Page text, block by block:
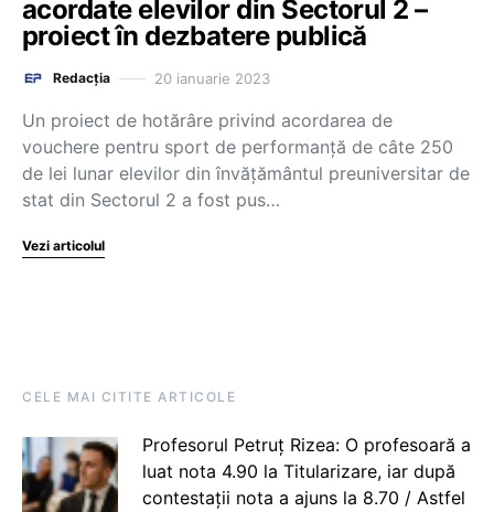
acordate elevilor din Sectorul 2 –
proiect în dezbatere publică
Redacția 20 ianuarie 2023
Un proiect de hotărâre privind acordarea de
vouchere pentru sport de performanţă de câte 250
de lei lunar elevilor din învăţământul preuniversitar de
stat din Sectorul 2 a fost pus…
Vezi articolul
CELE MAI CITITE ARTICOLE
Profesorul Petruț Rizea: O profesoară a
luat nota 4.90 la Titularizare, iar după
contestații nota a ajuns la 8.70 / Astfel